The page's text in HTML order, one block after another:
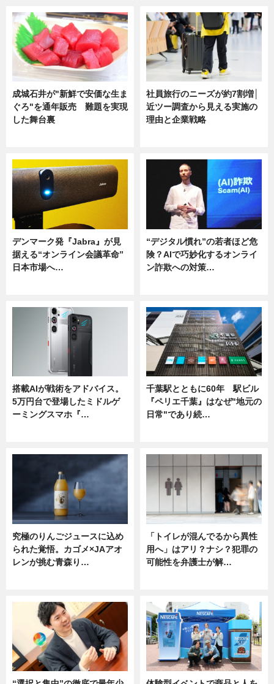
成城石井が"新鮮で安価な生ま
ぐろ"を通年販売 難題を実現
した舞台裏
社員旅行のニーズが約7割増│
近ツー調査から見える実施の
理由と企業戦略
デンマーク発『Jabra』が見
据える“オンライン会議革命”
日本市場へ…
“デジタル慣れ”の若者ほど危
険？AIで巧妙化するオンライ
ン詐欺への対策…
搭載AIが戦術をアドバイス。
5万円台で登場したミドルゲ
ーミングスマホ『…
千葉駅とともに60年 駅ビル
『ペリエ千葉』はなぜ"地元の
日常"であり続…
究極のりんごジュースに込め
られた覚悟。カゴメ×JAアオ
レンが挑む青森り…
「トイレが混んでるから異性
用へ」はアリ？ナシ？犯罪の
可能性を弁護士が解…